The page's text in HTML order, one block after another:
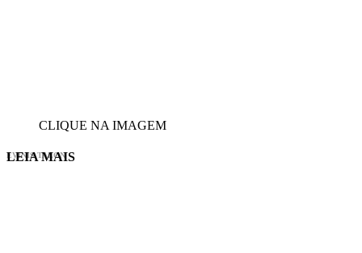
CLIQUE NA IMAGEM
EVINIS TALON
LEIA MAIS